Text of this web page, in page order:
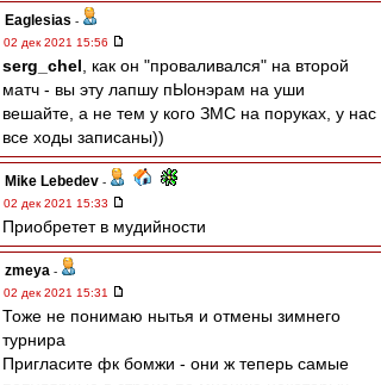
Eaglesias -
02 дек 2021 15:56
serg_chel , как он "проваливался" на второй
матч - вы эту лапшу пЫонэрам на уши
вешайте, а не тем у кого ЗМС на поруках, у нас
все ходы записаны))
Mike Lebedev -
02 дек 2021 15:33
Приобретет в мудийности
zmeya -
02 дек 2021 15:31
Тоже не понимаю нытья и отмены зимнего
турнира
Пригласите фк бомжи - они ж теперь самые